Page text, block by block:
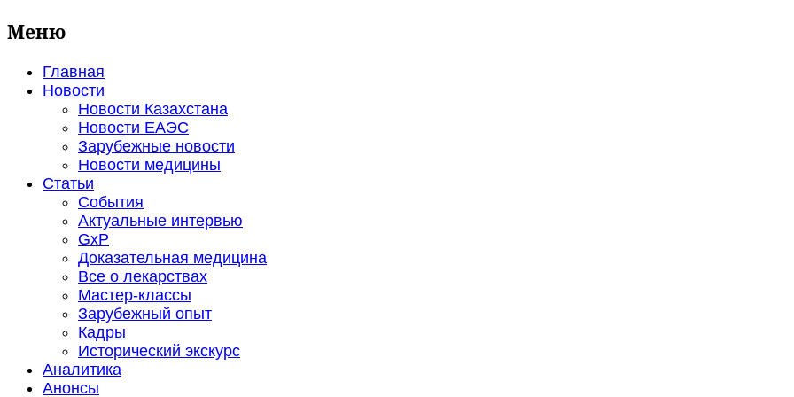
Меню
Главная
Новости
Новости Казахстана
Новости ЕАЭС
Зарубежные новости
Новости медицины
Статьи
События
Актуальные интервью
GxP
Доказательная медицина
Все о лекарствах
Мастер-классы
Зарубежный опыт
Кадры
Исторический экскурс
Аналитика
Анонсы